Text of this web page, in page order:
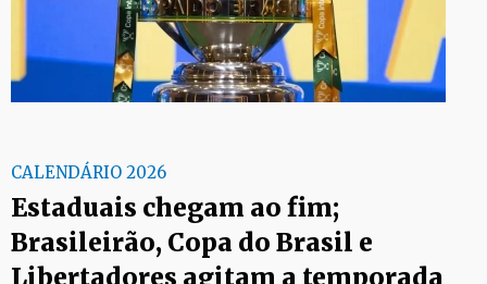
CALENDÁRIO 2026
Estaduais chegam ao fim;
Brasileirão, Copa do Brasil e
Libertadores agitam a temporada